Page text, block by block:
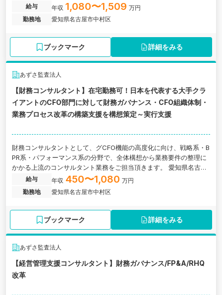
す。 愛知県名古屋市にあるグローバルファームの求人です。
給与 年収 1,080〜1,509 万円
勤務地
愛知県名古屋市中村区
ブックマーク 詳細をみる
あずさ監査法人
【財務コンサルタント】在宅勤務可！日本を代表する大手クラ
イアントのCFO部門に対して財務ガバナンス・CFO組織体制・
業務プロセス改革の構築支援を構想策定～実行支援
財務コンサルタントとして、グCFO機能の高度化に向け、戦略系・B
PR系・パフォーマンス系の分野で、全体構想から業務要件の整理に
かかる上流のコンサルタント業務をご担当頂きます。 愛知県名古屋
市にあるグローバルファームの求人です。
給与 年収 450〜1,080 万円
勤務地
愛知県名古屋市中村区
ブックマーク 詳細をみる
あずさ監査法人
【経営管理支援コンサルタント】財務ガバナンス/FP&A/RHQ
改革